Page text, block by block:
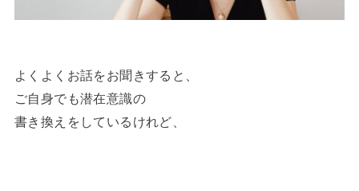
よくよくお話をお聞きすると、
ご自身でも潜在意識の
書き換えをしているけれど、